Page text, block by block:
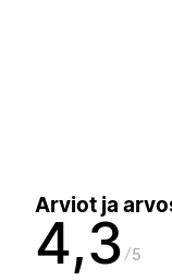
Arviot ja
4,3 5